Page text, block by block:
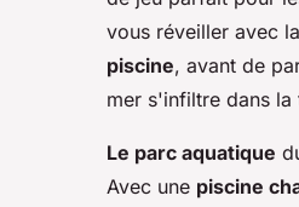
vous réveiller avec
piscine, avant de
mer s'infiltre dans la
Le parc aquatique
Avec une piscine